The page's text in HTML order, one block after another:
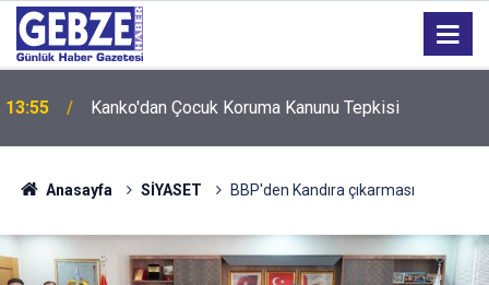
13:55 Kanko'dan Çocuk Koruma Kanunu Tepkisi
Anasayfa SİYASET BBP'den Kandıra çıkarması